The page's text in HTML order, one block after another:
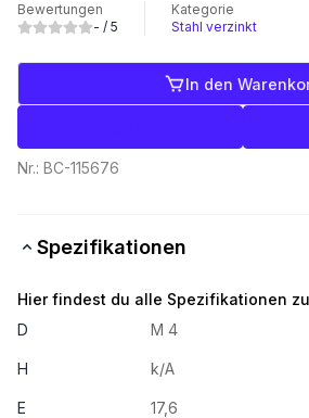
Bewertungen
- / 5
Kategorie
Stahl verzinkt
In den
Nr.: BC-115676
Spezifikationen
Hier findest du alle Spezifikationen
D
M 4
H k/A
E 17,6